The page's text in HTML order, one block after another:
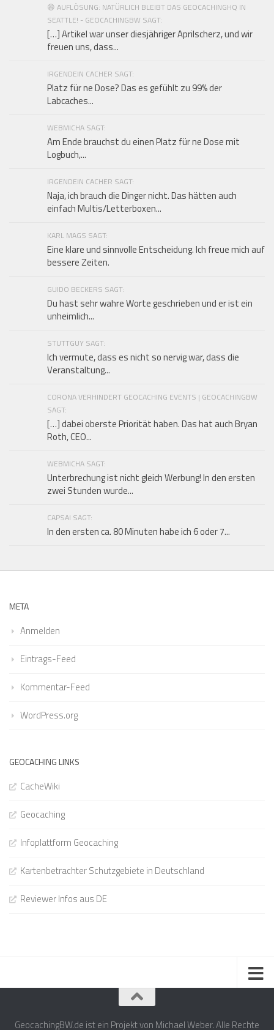
😄 AUFLÖSUNG: NATÜRLICH BLEIBT DAS GEOCACHINGHQ IN
SEATTLE! - GEOCACHINGBW SAGT:
[…] Artikel war unser diesjähriger Aprilscherz, und wir
freuen uns, dass...
IRGENDEIN CACHER SAGT:
Platz für ne Dose? Das es gefühlt zu 99% der
Labcaches...
WEBMICHA SAGT:
Am Ende brauchst du einen Platz für ne Dose mit
Logbuch,...
IRGENDEIN CACHER SAGT:
Naja, ich brauch die Dinger nicht. Das hätten auch
einfach Multis/Letterboxen...
KARL MAGS SAGT:
Eine klare und sinnvolle Entscheidung. Ich freue mich auf
bessere Zeiten.
GUIDO BECKERS SAGT:
Du hast sehr wahre Worte geschrieben und er ist ein
unheimlich...
STUTTGUY SAGT:
Ich vermute, dass es nicht so nervig war, dass die
Veranstaltung...
CORONA VERHINDERT GEOCACHING EVENTS | GEOCACHINGBW
SAGT:
[…] dabei oberste Priorität haben. Das hat auch Bryan
Roth, CEO...
WEBMICHA SAGT:
Unterbrechung ist nicht gleich Werbung! In den ersten
zwei Stunden wurde...
CAPSAI SAGT:
In den ersten ca. 80 Minuten habe ich 6 oder 7...
META
Anmelden
Eintrags-Feed
Kommentar-Feed
WordPress.org
GEOCACHING LINKS
CacheWiki
Geocaching
Infoplattform Geocaching
Kartenbetrachter Schutzgebiete in Deutschland
Reviewer Infos aus DE
GeocachingBW.de ist ein Projekt von Michael Weber. Alle Rechte